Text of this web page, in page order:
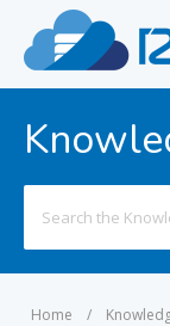
for:
Home /